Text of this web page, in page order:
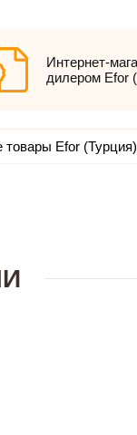
Интернет-
дилером Efor
товары Efor (Турция)